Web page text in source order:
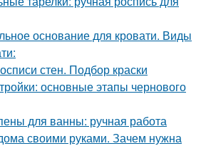
основание для кровати. Виды
стен. Подбор краски
основные этапы чернового
для ванны: ручная работа
своими руками. Зачем нужна